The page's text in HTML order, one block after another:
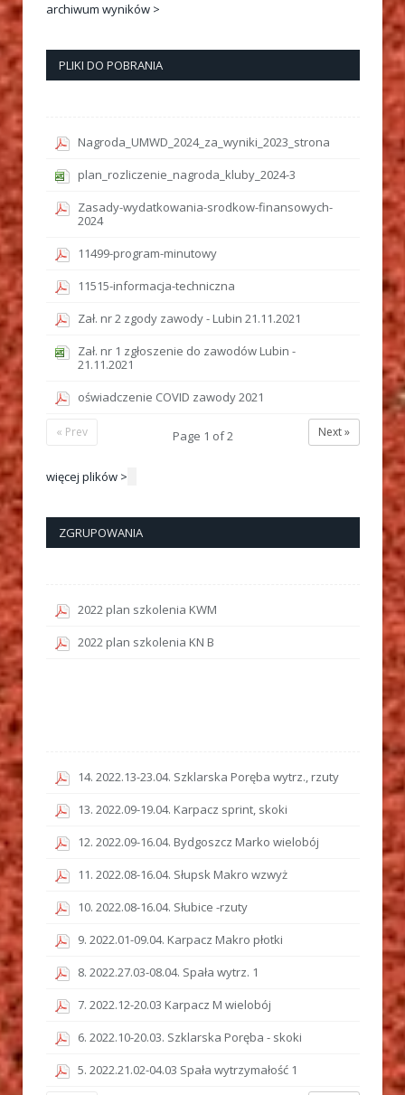
archiwum wyników >
PLIKI DO POBRANIA
Nagroda_UMWD_2024_za_wyniki_2023_strona
plan_rozliczenie_nagroda_kluby_2024-3
Zasady-wydatkowania-srodkow-finansowych-
2024
11499-program-minutowy
11515-informacja-techniczna
Zał. nr 2 zgody zawody - Lubin 21.11.2021
Zał. nr 1 zgłoszenie do zawodów Lubin -
21.11.2021
oświadczenie COVID zawody 2021
Next »
Page 1 of2
« Prev
więcej plików >
ZGRUPOWANIA
2022 plan szkolenia KWM
2022 plan szkolenia KN B
14. 2022.13-23.04. Szklarska Poręba wytrz., rzuty
13. 2022.09-19.04. Karpacz sprint, skoki
12. 2022.09-16.04. Bydgoszcz Marko wielobój
11. 2022.08-16.04. Słupsk Makro wzwyż
10. 2022.08-16.04. Słubice -rzuty
9. 2022.01-09.04. Karpacz Makro płotki
8. 2022.27.03-08.04. Spała wytrz. 1
7. 2022.12-20.03 Karpacz M wielobój
6. 2022.10-20.03. Szklarska Poręba - skoki
5. 2022.21.02-04.03 Spała wytrzymałość 1